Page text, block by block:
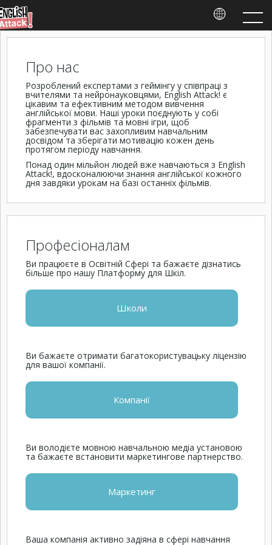
Про нас
Розроблений експертами з геймінгу у співпраці з
вчителями та нейронауковцями, English Attack! є
цікавим та ефективним методом вивчення
англійської мови. Наші уроки поєднують у собі
фрагменти з фільмів та мовні ігри, щоб
забезпечувати вас захопливим навчальним
досвідом та зберігати мотивацію кожен день
протягом періоду навчання.
Понад один мільйон людей вже навчаються з English
Attack!, вдосконалюючи знання англійської кожного
дня завдяки урокам на базі останніх фільмів.
Професіоналам
Ви працюєте в Освітній Сфері та бажаєте дізнатись
більше про нашу Платформу для Шкіл.
Школи
Ви бажаєте отримати багатокористувацьку ліцензію
для вашої компанії.
Компанії
Ви володієте мовною навчальною медіа установою
та бажаєте встановити маркетингове партнерство.
Маркетинг
Ваша компанія активно задіяна в сфері навчання